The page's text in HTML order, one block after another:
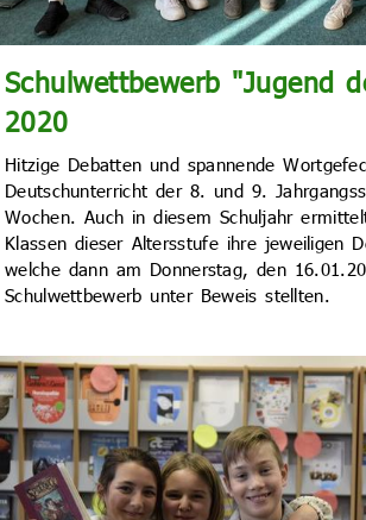
Schulwettbewerb "Jugend
2020
Hitzige Debatten und spannende
Deutschunterricht der 8. und 9.
Wochen. Auch in diesem Schuljahr
Klassen dieser Altersstufe ihre jeweiligen
welche dann am Donnerstag, den
Schulwettbewerb unter Beweis stellten.